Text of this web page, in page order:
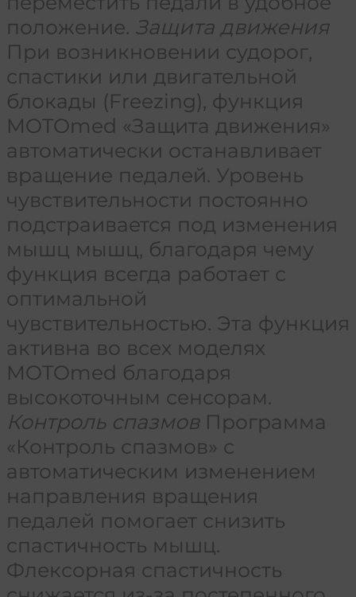
положение. Защита движения
При возникновении судорог,
спастики или двигательной
блокады (Freezing), функция
MOTOmed «Защита движения»
автоматически останавливает
вращение педалей. Уровень
чувствительности постоянно
подстраивается под изменения
мышц мышц, благодаря чему
функция всегда работает с
оптимальной
чувствительностью. Эта функция
активна во всех моделях
MOTOmed благодаря
высокоточным сенсорам.
Контроль спазмовПрограмма
«Контроль спазмов» с
автоматическим изменением
направления вращения
педалей помогает снизить
спастичность мышц.
Флексорная спастичность